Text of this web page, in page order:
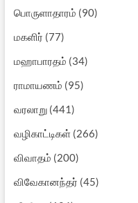
பொருளாதாரம் (90)
மகளிர் (77)
மஹாபாரதம் (34)
ராமாயணம் (95)
வரலாறு(441)
வழிகாட்டிகள்(266)
விவாதம் (200)
விவேகானந்தர் (45)